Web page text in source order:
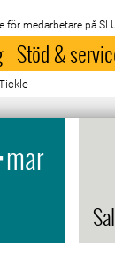
för medarbetare på
Stöd &
mar